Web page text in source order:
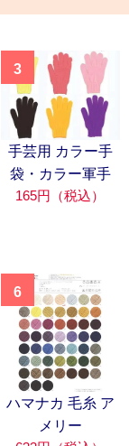
3
手芸用 カラー手
袋・カラー軍手
165円（税込）
6
ハマナカ 毛糸 ア
メリー